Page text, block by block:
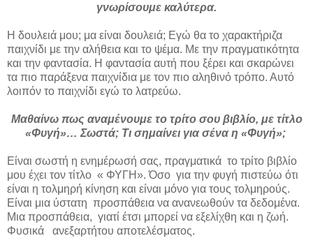
γνωρίσουμε καλύτερα.
Η δουλειά μου; μα είναι δουλειά; Εγώ θα το χαρακτήριζα
παιχνίδι με την αλήθεια και το ψέμα. Με την πραγματικότητα
και την φαντασία. Η φαντασία αυτή που ξέρει και σκαρώνει
τα πιο παράξενα παιχνίδια με τον πιο αληθινό τρόπο. Αυτό
λοιπόν το παιχνίδι εγώ το λατρεύω.
Μαθαίνω πως αναμένουμε το τρίτο σου βιβλίο, με τίτλο
«Φυγή»… Σωστά; Τι σημαίνει για σένα η «Φυγή»;
Είναι σωστή η ενημέρωσή σας, πραγματικά το τρίτο βιβλίο
μου έχει τον τίτλο « ΦΥΓΗ». Όσο για την φυγή πιστεύω ότι
είναι η τολμηρή κίνηση και είναι μόνο για τους τολμηρούς.
Είναι μια ύστατη προσπάθεια να ανανεωθούν τα δεδομένα.
Μια προσπάθεια, γιατί έτσι μπορεί να εξελίχθη και η ζωή.
Φυσικά ανεξαρτήτου αποτελέσματος.